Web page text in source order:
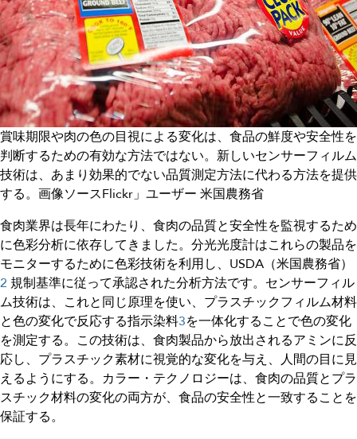
賞味期限や肉の色の目視による変化は、食品の鮮度や安全性を
判断するための有効な方法ではない。新しいセンサーフィルム
技術は、あまり効果的でない品質測定方法に代わる方法を提供
する。画像ソースFlickr」ユーザー 米国農務省
食肉業界は長年にわたり、食肉の品質と安全性を監視するため
に色彩分析に依存してきました。分光光度計はこれらの製品を
モニターするために色彩技術を利用し、USDA（米国農務省）
2 規制基準に従って承認された分析方法です。センサーフィル
ム技術は、これと同じ原理を使い、プラスチックフィルム材料
と色の変化で反応する指示染料3を一体化することで色の変化
を測定する。この技術は、食肉製品から放出されるアミンに反
応し、プラスチック素材に視覚的な変化を与え、人間の目に見
えるようにする。カラー・テクノロジーは、食肉の品質とプラ
スチック材料の変化の両方が、食品の安全性と一致することを
保証する。